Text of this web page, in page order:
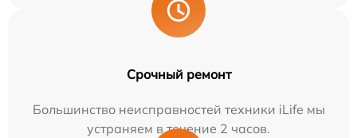
Срочный ремонт
Большинство неисправностей техники iLife мы
устраняем в течение 2 часов.